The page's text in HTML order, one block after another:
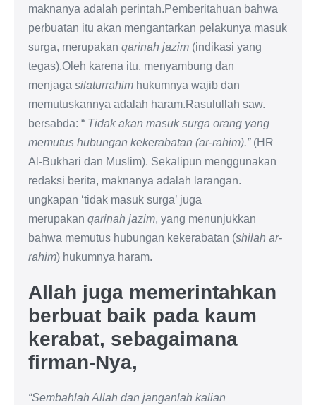
maknanya adalah perintah.Pemberitahuan bahwa
perbuatan itu akan mengantarkan pelakunya masuk
surga, merupakan qarinah jazim (indikasi yang
tegas).Oleh karena itu, menyambung dan
menjaga silaturrahim hukumnya wajib dan
memutuskannya adalah haram.Rasulullah saw.
bersabda: “ Tidak akan masuk surga orang yang
memutus hubungan kekerabatan (ar-rahim).”(HR
Al-Bukhari dan Muslim). Sekalipun menggunakan
redaksi berita, maknanya adalah larangan.
ungkapan ‘tidak masuk surga’ juga
merupakan qarinah jazim, yang menunjukkan
bahwa memutus hubungan kekerabatan (shilah ar-
rahim) hukumnya haram.
Allah juga memerintahkan
berbuat baik pada kaum
kerabat, sebagaimana
firman-Nya,
“Sembahlah Allah dan janganlah kalian